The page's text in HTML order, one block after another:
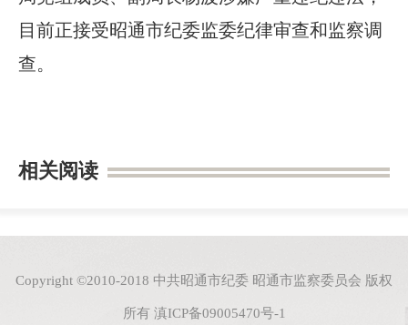
目前正接受昭通市纪委监委纪律审查和监察调
查。
相关阅读
Copyright ©2010-2018 中共昭通市纪委 昭通市监察委员会 版权
所有 滇ICP备09005470号-1